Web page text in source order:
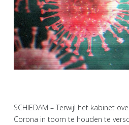
SCHIEDAM – Terwijl het kabinet
Corona in toom te houden te